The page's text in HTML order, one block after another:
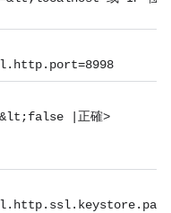
|正確>